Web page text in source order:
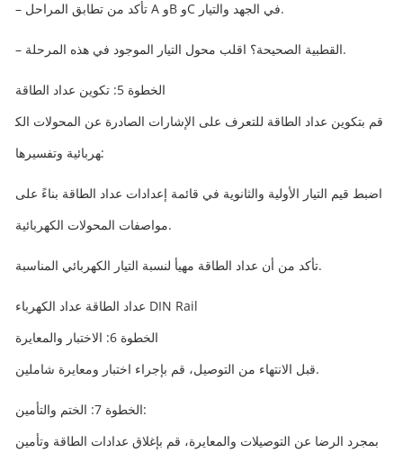
– تأكد من تطابق المراحل A وB وC في الجهد والتيار.
– القطبية الصحيحة؟ اقلب محول التيار الموجود في هذه المرحلة.
الخطوة 5: تكوين عداد الطاقة
قم بتكوين عداد الطاقة للتعرف على الإشارات الصادرة عن المحولات الك
هربائية وتفسيرها:
اضبط قيم التيار الأولية والثانوية في قائمة إعدادات عداد الطاقة بناءً على
مواصفات المحولات الكهربائية.
تأكد من أن عداد الطاقة مهيأ لنسبة التيار الكهربائي المناسبة.
عداد الطاقة عداد الكهرباء DIN Rail
الخطوة 6: الاختبار والمعايرة
قبل الانتهاء من التوصيل، قم بإجراء اختبار ومعايرة شاملين.
الخطوة 7: الختم والتأمين:
بمجرد الرضا عن التوصيلات والمعايرة، قم بإغلاق عدادات الطاقة وتأمين